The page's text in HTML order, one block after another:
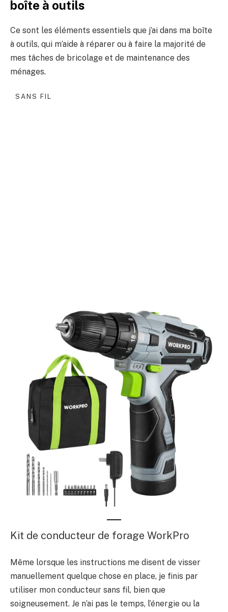
boîte à outils
Ce sont les éléments essentiels que j’ai dans ma boîte
à outils, qui m’aide à réparer ou à faire la majorité de
mes tâches de bricolage et de maintenance des
ménages.
SANS FIL
Kit de conducteur de forage WorkPro
Même lorsque les instructions me disent de visser
manuellement quelque chose en place, je finis par
utiliser mon conducteur sans fil, bien que
soigneusement. Je n’ai pas le temps, l’énergie ou la